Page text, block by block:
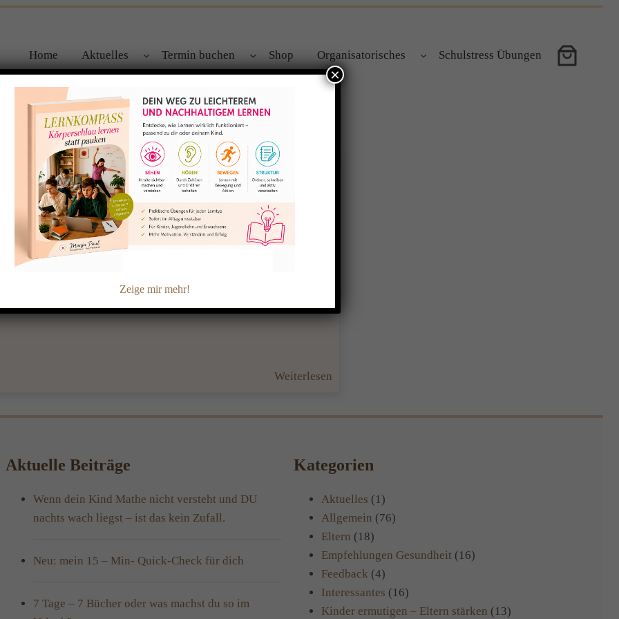
Home Aktuelles Termin buchen Shop Organisatorisches Schulstress Übungen
sorgen für Lernstörungen?!
verschiedene Einflüsse und Gründe als Ursachen für
noch bestehende frühkindliche Reflexe. „Reflexe sind nicht
auf Reize, die für den Reifungsprozess im Mutterleib
wichtig sind. Sie bewirken, dass…
Weiterlesen
die
sorgen
Lernstörungen?!
Aktuelle Beiträge
Wenn dein Kind Mathe nicht versteht und DU
nachts wach liegst – ist das kein Zufall.
Neu: mein 15 – Min- Quick-Check für dich
7 Tage – 7 Bücher oder was machst du so im
Kategorien
Aktuelles (1)
Allgemein (76)
Eltern (18)
Empfehlungen Gesundheit(16)
Feedback (4)
Interessantes (16)
Kinder ermutigen – Eltern stärken (13)
Zeige mir mehr!
×